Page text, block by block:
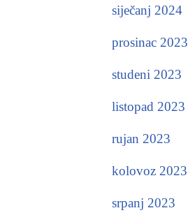
siječanj 2024
prosinac 2023
studeni 2023
listopad 2023
rujan 2023
kolovoz 2023
srpanj 2023